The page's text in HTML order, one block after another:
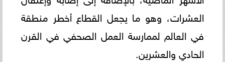
العشرات، وهو ما يجعل القطاع أخطر منطقة
في العالم لممارسة العمل الصحفي في القرن
الحادي والعشرين.